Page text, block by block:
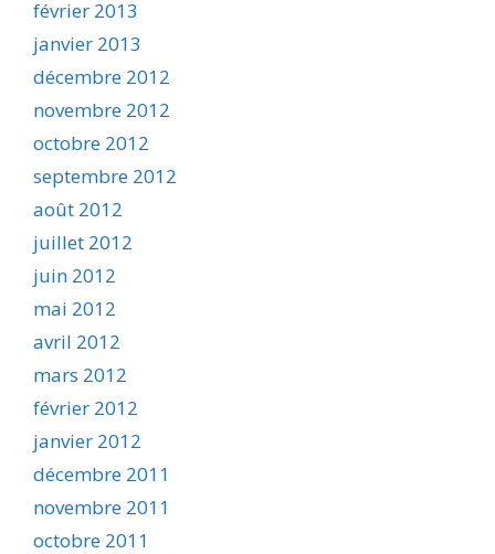
février 2013
janvier 2013
décembre 2012
novembre 2012
octobre 2012
septembre 2012
août 2012
juillet 2012
juin 2012
mai 2012
avril 2012
mars 2012
février 2012
janvier 2012
décembre 2011
novembre 2011
octobre 2011